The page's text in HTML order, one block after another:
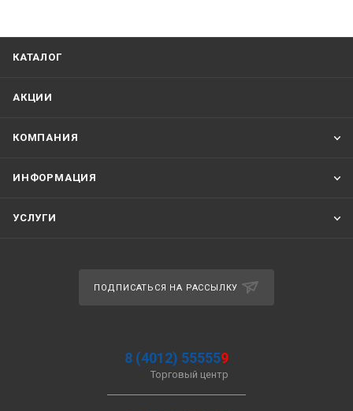
КАТАЛОГ
АКЦИИ
КОМПАНИЯ
ИНФОРМАЦИЯ
УСЛУГИ
ПОДПИСАТЬСЯ НА РАССЫЛКУ
8 (4012) 555559
Торговый центр